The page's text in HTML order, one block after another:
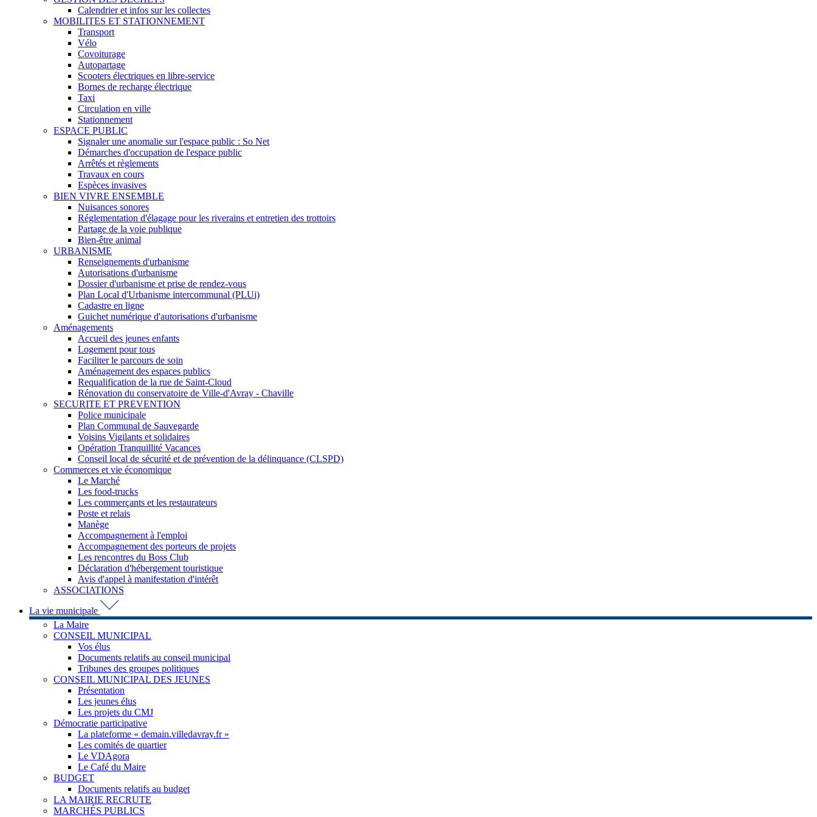
Calendrier et infos sur les collectes
MOBILITES ET STATIONNEMENT
Transport
Vélo
Covoiturage
Autopartage
Scooters électriques en libre-service
Bornes de recharge électrique
Taxi
Circulation en ville
Stationnement
ESPACE PUBLIC
Signaler une anomalie sur l'espace public : So Net
Démarches d'occupation de l'espace public
Arrêtés et règlements
Travaux en cours
Espèces invasives
BIEN VIVRE ENSEMBLE
Nuisances sonores
Réglementation d'élagage pour les riverains et entretien des trottoirs
Partage de la voie publique
Bien-être animal
URBANISME
Renseignements d'urbanisme
Autorisations d'urbanisme
Dossier d'urbanisme et prise de rendez-vous
Plan Local d'Urbanisme intercommunal (PLUi)
Cadastre en ligne
Guichet numérique d'autorisations d'urbanisme
Aménagements
Accueil des jeunes enfants
Logement pour tous
Faciliter le parcours de soin
Aménagement des espaces publics
Requalification de la rue de Saint-Cloud
Rénovation du conservatoire de Ville-d'Avray - Chaville
SECURITE ET PREVENTION
Police municipale
Plan Communal de Sauvegarde
Voisins Vigilants et solidaires
Opération Tranquillité Vacances
Conseil local de sécurité et de prévention de la délinquance (CLSPD)
Commerces et vie économique
Le Marché
Les food-trucks
Les commerçants et les restaurateurs
Poste et relais
Manège
Accompagnement à l'emploi
Accompagnement des porteurs de projets
Les rencontres du Boss Club
Déclaration d'hébergement touristique
Avis d'appel à manifestation d'intérêt
ASSOCIATIONS
La vie municipale
La Maire
CONSEIL MUNICIPAL
Vos élus
Documents relatifs au conseil municipal
Tribunes des groupes politiques
CONSEIL MUNICIPAL DES JEUNES
Présentation
Les jeunes élus
Les projets du CMJ
Démocratie participative
La plateforme « demain.villedavray.fr »
Les comités de quartier
Le VDAgora
Le Café du Maire
BUDGET
Documents relatifs au budget
LA MAIRIE RECRUTE
MARCHÉS PUBLICS